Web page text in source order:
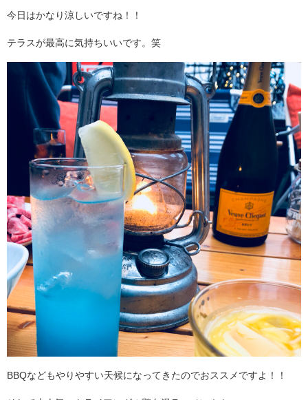
今日はかなり涼しいですね！！
テラスが最高に気持ちいいです。笑
BBQなどもやりやすい天候になってきたのでおススメですよ！！